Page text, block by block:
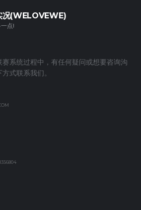
况(WELOVEWE)
点!
系统过程中，有任何疑问或想要咨询沟
式联系我们。